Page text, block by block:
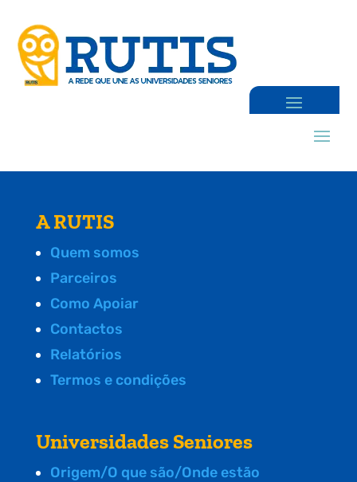
A RUTIS
Quem somos
Parceiros
Como Apoiar
Contactos
Relatórios
Termos e condições
Universidades Seniores
Origem/O que são/Onde estão